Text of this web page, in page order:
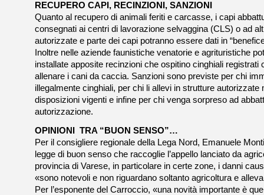
RECUPERO CAPI, RECINZIONI, SANZIONI
Quanto al recupero di animali feriti e carcasse, i capi
consegnati ai centri di lavorazione selvaggina (CLS) o ad
autorizzate e parte dei capi potranno essere dati in
Inoltre nelle aziende faunistiche venatorie e agrituristiche
installate apposite recinzioni che ospitino cinghiali registrati
allenare i cani da caccia. Sanzioni sono previste per chi
illegalmente cinghiali, per chi li allevi in strutture autorizzate
disposizioni vigenti e infine per chi venga sorpreso ad
autorizzazione.
OPINIONI TRA “BUON SENSO”…
Per il consigliere regionale della Lega Nord, Emanuele
legge di buon senso che raccoglie l’appello lanciato da
provincia di Varese, in particolare in certe zone, i danni
«sono notevoli e non riguardano soltanto agricoltura e
Per l’esponente del Carroccio, «una novità importante è